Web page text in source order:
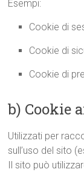
Esempi:
Cookie di
Cookie di
Cookie di
b) Cookie
Utilizzati per
sull’uso del sito
Il sito può